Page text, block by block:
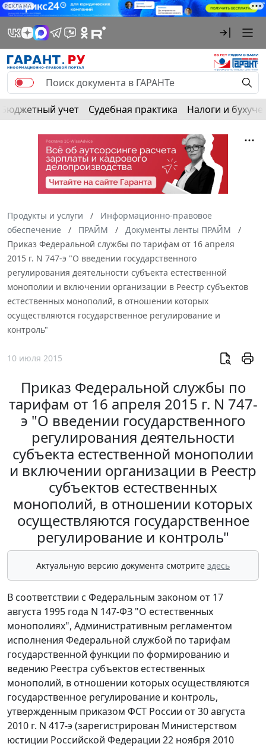
РЕКЛАМА
Бюджетный учет Судебная практика Налоги и
Продукты и услуги
Информационно-правовое
обеспечение
ПРАЙМ
Документы ленты ПРАЙМ
Приказ Федеральной службы по тарифам от 16 апреля
2015 г. N 747-э "О введении государственного
регулирования деятельности субъекта естественной
монополии и включении организации в Реестр субъектов
естественных монополий, в отношении которых
осуществляются государственное регулирование и
контроль"
10 июля 2015
Приказ Федеральной службы по
тарифам от 16 апреля 2015 г. N 747-
э "О введении государственного
регулирования деятельности
субъекта естественной монополии
и включении организации в Реестр
субъектов естественных
монополий, в отношении которых
осуществляются государственное
регулирование и контроль"
Актуальную версию документа смотрите здесь
В соответствии с Федеральным законом от 17
августа 1995 года N 147-ФЗ "О естественных
монополиях", Административным регламентом
исполнения Федеральной службой по тарифам
государственной функции по формированию и
ведению Реестра субъектов естественных
монополий, в отношении которых осуществляются
государственное регулирование и контроль,
утвержденным приказом ФСТ России от 30 августа
2010 г. N 417-э (зарегистрирован Министерством
юстиции Российской Федерации 22 ноября 2010